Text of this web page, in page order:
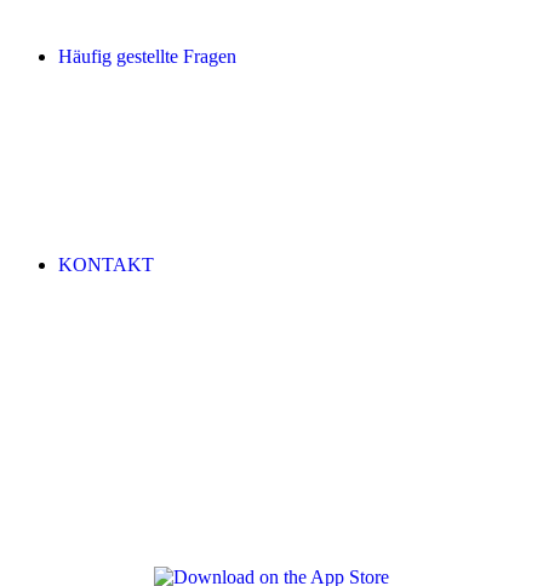
Häufig gestellte Fragen
KONTAKT